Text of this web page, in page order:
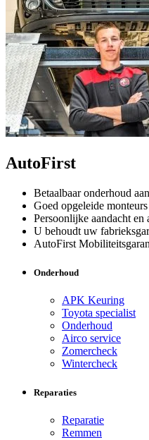
AutoFirst
Betaalbaar onderhoud
Goed opgeleide monteurs
Persoonlijke aandacht en
U behoudt uw
AutoFirst
Onderhoud
APK Keuring
Toyota specialist
Onderhoud
Airco service
Zomercheck
Wintercheck
Reparaties
Reparatie
Remmen